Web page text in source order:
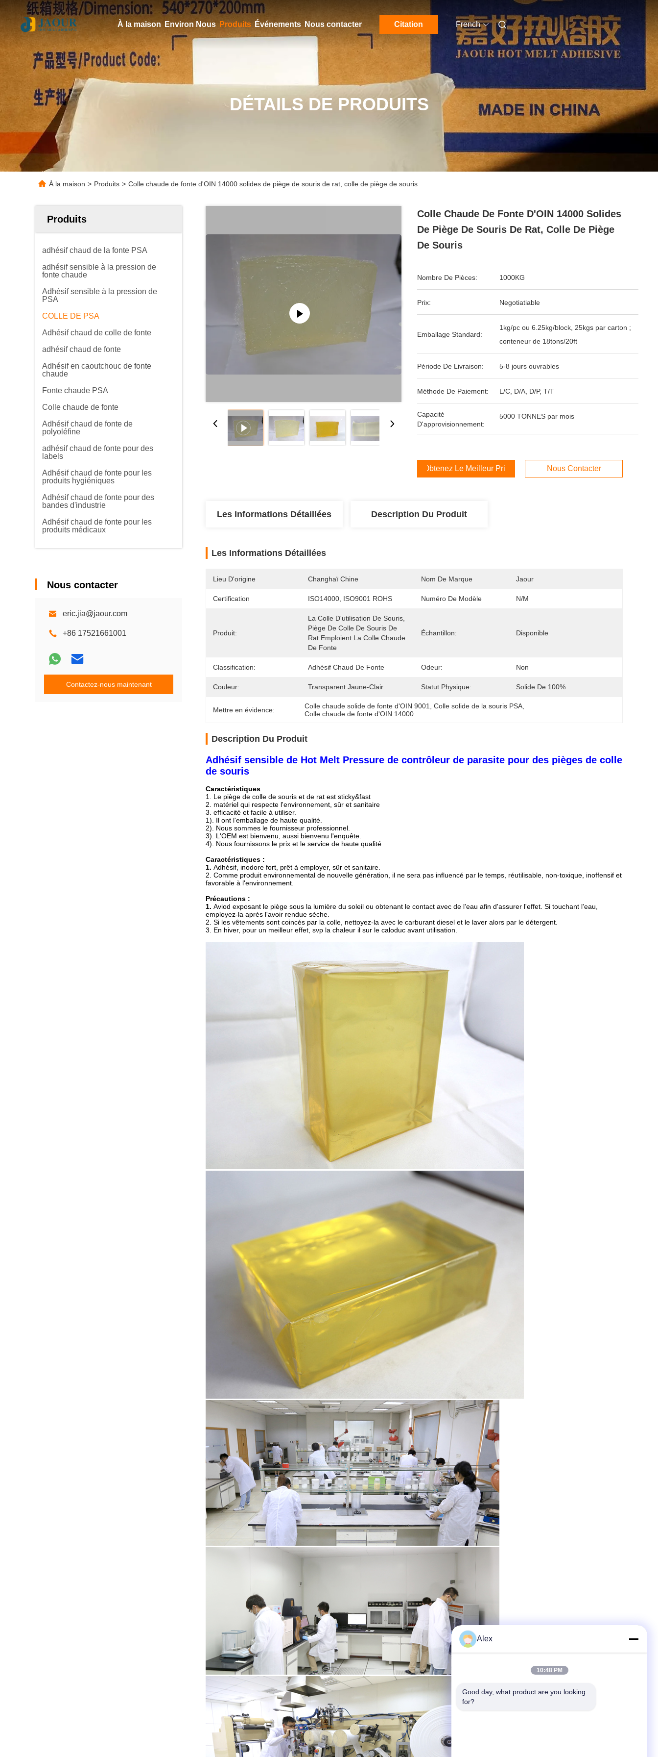
À la maison Environ Nous Produits Événements Nous contacter Citation French
DÉTAILS DE PRODUITS
À la maison > Produits > Colle chaude de fonte d'OIN 14000 solides de piège de souris de rat, colle de piège de souris
Produits
adhésif chaud de la fonte PSA
adhésif sensible à la pression de
fonte chaude
Adhésif sensible à la pression de
PSA
COLLE DE PSA
Adhésif chaud de colle de fonte
adhésif chaud de fonte
Adhésif en caoutchouc de fonte
chaude
Fonte chaude PSA
Colle chaude de fonte
Adhésif chaud de fonte de
polyoléfine
adhésif chaud de fonte pour des
labels
Adhésif chaud de fonte pour les
produits hygiéniques
Adhésif chaud de fonte pour des
bandes d'industrie
Adhésif chaud de fonte pour les
produits médicaux
Nous contacter
eric.jia@jaour.com
+86 17521661001
Contactez-nous maintenant
Colle Chaude De Fonte D'OIN 14000 Solides
De Piège De Souris De Rat, Colle De Piège
De Souris
Nombre De Pièces: 1000KG
Prix: Negotiatiable
Emballage Standard:
1kg/pc ou 6.25kg/block, 25kgs par carton ;
conteneur de 18tons/20ft
Période De Livraison: 5-8 jours ouvrables
Méthode De Paiement: L/C, D/A, D/P, T/T
Capacité
D'approvisionnement:
5000 TONNES par mois
Obtenez Le Meilleur Prix Nous Contacter
Les Informations Détaillées Description Du Produit
Les Informations Détaillées
Lieu D'origine Changhaï Chine Nom De Marque Jaour
Certification ISO14000, ISO9001 ROHS Numéro De Modèle N/M
Produit:
La Colle D'utilisation De Souris,
Piège De Colle De Souris De
Rat Emploient La Colle Chaude
De Fonte
Échantillon: Disponible
Classification: Adhésif Chaud De Fonte Odeur: Non
Couleur: Transparent Jaune-Clair Statut Physique: Solide De 100%
Mettre en évidence: Colle chaude solide de fonte d'OIN 9001 , Colle solide de la souris PSA
Colle chaude de fonte d'OIN 14000
Description Du Produit
Adhésif sensible de Hot Melt Pressure de contrôleur de parasite pour des pièges de colle
de souris
Caractéristiques
1. Le piège de colle de souris et de rat est sticky&fast
2. matériel qui respecte l'environnement, sûr et sanitaire
3. efficacité et facile à utiliser.
1). Il ont l'emballage de haute qualité.
2). Nous sommes le fournisseur professionnel.
3). L'OEM est bienvenu, aussi bienvenu l'enquête.
4). Nous fournissons le prix et le service de haute qualité
Caractéristiques :
1. Adhésif, inodore fort, prêt à employer, sûr et sanitaire.
2. Comme produit environnemental de nouvelle génération, il ne sera pas influencé par le temps, réutilisable, non-toxique, inoffensif et
favorable à l'environnement.
Précautions :
1. Aviod exposant le piège sous la lumière du soleil ou obtenant le contact avec de l'eau afin d'assurer l'effet. Si touchant l'eau,
employez-la après l'avoir rendue sèche.
2. Si les vêtements sont coincés par la colle, nettoyez-la avec le carburant diesel et le laver alors par le détergent.
3. En hiver, pour un meilleur effet, svp la chaleur il sur le caloduc avant utilisation.
Alex
10:48 PM
Good day, what product are you looking
for?